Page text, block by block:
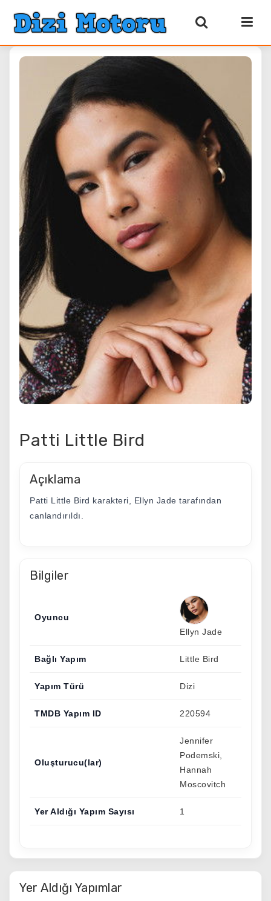
Patti Little Bird
Açıklama
Patti Little Bird karakteri, Ellyn Jade tarafından
canlandırıldı.
Bilgiler
Oyuncu
Ellyn Jade
Bağlı Yapım Little Bird
Yapım Türü Dizi
TMDB Yapım ID 220594
Oluşturucu(lar)
Jennifer
Podemski,
Hannah
Moscovitch
Yer Aldığı Yapım Sayısı 1
Yer Aldığı Yapımlar